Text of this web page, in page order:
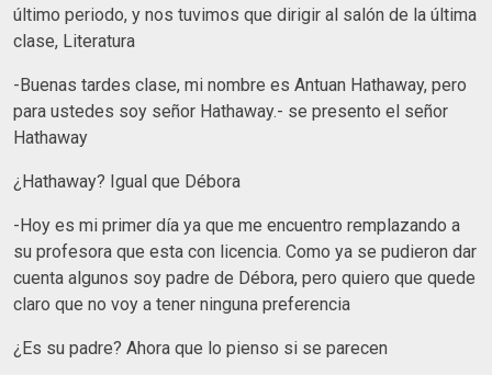
último periodo, y nos tuvimos que dirigir al salón de la última
clase, Literatura
-Buenas tardes clase, mi nombre es Antuan Hathaway, pero
para ustedes soy señor Hathaway.- se presento el señor
Hathaway
¿Hathaway? Igual que Débora
-Hoy es mi primer día ya que me encuentro remplazando a
su profesora que esta con licencia. Como ya se pudieron dar
cuenta algunos soy padre de Débora, pero quiero que quede
claro que no voy a tener ninguna preferencia
¿Es su padre? Ahora que lo pienso si se parecen